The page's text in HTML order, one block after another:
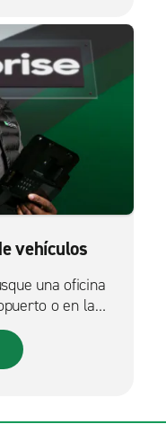
vehículos
una oficina
o en la